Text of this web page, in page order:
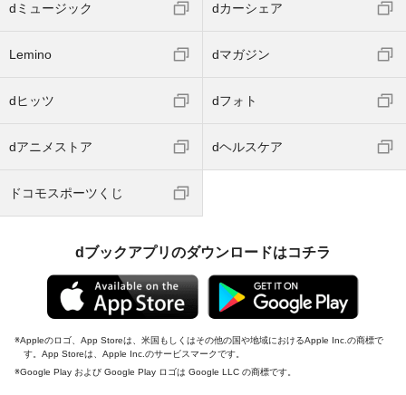
dミュージック dカーシェア
Lemino dマガジン
dヒッツ dフォト
dアニメストア dヘルスケア
ドコモスポーツくじ
dブックアプリのダウンロードはコチラ
Appleのロゴ、App Storeは、米国もしくはその他の国や地域におけるApple Inc.の商標で
す。App Storeは、Apple Inc.のサービスマークです。
Google Play および Google Play ロゴは Google LLC の商標です。